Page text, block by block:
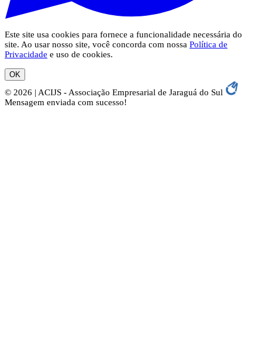
Este site usa cookies para fornece a funcionalidade necessária do
site. Ao usar nosso site, você concorda com nossa Política de
Privacidade e uso de cookies.
OK
© 2026 | ACIJS - Associação Empresarial de Jaraguá do Sul
Mensagem enviada com sucesso!